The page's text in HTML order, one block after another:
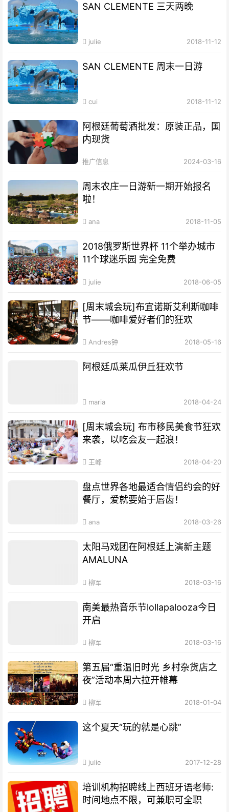
SAN CLEMENTE 三天两晚
julie 2018-11-12
SAN CLEMENTE 周末一日游
cui 2018-11-12
阿根廷葡萄酒批发：原装正品，国
内现货
推广信息 2024-03-16
周末农庄一日游新一期开始报名
啦！
ana 2018-11-05
2018俄罗斯世界杯 11个举办城市
11个球迷乐园 完全免费
julie 2018-06-05
[周末城会玩]布宜诺斯艾利斯咖啡
节——咖啡爱好者们的狂欢
Andres钟 2018-05-16
阿根廷瓜莱瓜伊丘狂欢节
maria 2018-04-24
[周末城会玩] 布市移民美食节狂欢
来袭，以吃会友一起浪！
王峰 2018-04-20
盘点世界各地最适合情侣约会的好
餐厅，爱就要始于唇齿！
ana 2018-03-26
太阳马戏团在阿根廷上演新主题
AMALUNA
柳军 2018-03-16
南美最热音乐节lollapalooza今日
开启
柳军 2018-03-16
第五届“重温旧时光 乡村杂货店之
夜”活动本周六拉开帷幕
柳军 2018-01-04
这个夏天“玩的就是心跳”
julie 2017-12-28
培训机构招聘线上西班牙语老师:
时间地点不限，可兼职可全职